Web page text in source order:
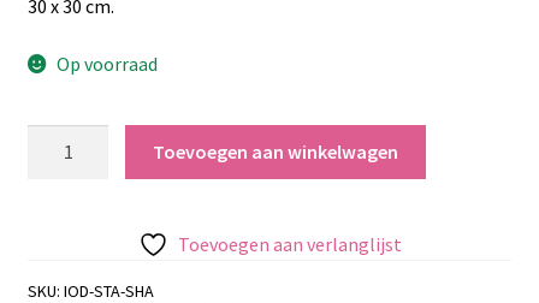
30 x 30 cm.
Op voorraad
and
Toevoegen aan winkelwagen
Toevoegen aan verlanglijst
SKU: IOD-STA-SHA